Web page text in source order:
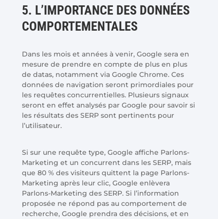
5. L’IMPORTANCE DES DONNÉES
COMPORTEMENTALES
Dans les mois et années à venir, Google sera en
mesure de prendre en compte de plus en plus
de datas, notamment via Google Chrome. Ces
données de navigation seront primordiales pour
les requêtes concurrentielles. Plusieurs signaux
seront en effet analysés par Google pour savoir si
les résultats des SERP sont pertinents pour
l’utilisateur.
Si sur une requête type, Google affiche Parlons-
Marketing et un concurrent dans les SERP, mais
que 80 % des visiteurs quittent la page Parlons-
Marketing après leur clic, Google enlèvera
Parlons-Marketing des SERP. Si l’information
proposée ne répond pas au comportement de
recherche, Google prendra des décisions, et en